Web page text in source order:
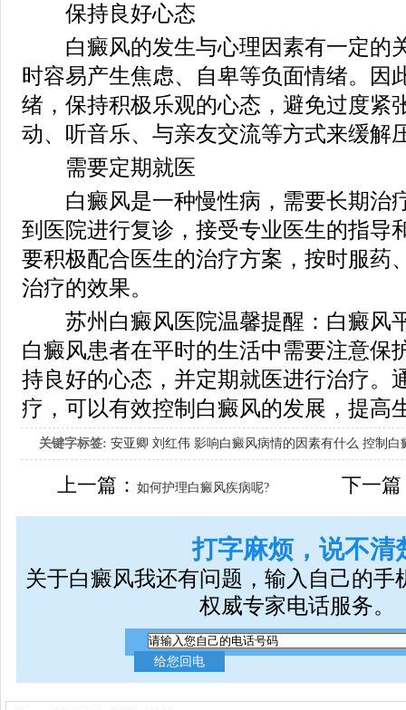
保持良好心态
白癜风的发生与心理因素有一定的
时容易产生焦虑、自卑等负面情绪。因
绪，保持积极乐观的心态，避免过度紧
动、听音乐、与亲友交流等方式来缓解
需要定期就医
白癜风是一种慢性病，需要长期治
到医院进行复诊，接受专业医生的指导
要积极配合医生的治疗方案，按时服药
治疗的效果。
苏州白癜风医院温馨提醒：白癜风
白癜风患者在平时的生活中需要注意保
持良好的心态，并定期就医进行治疗。
疗，可以有效控制白癜风的发展，提高
关键字标签: 安亚卿 刘红伟 影响白癜风病情的因素有什么 控制白
女生应该如何治疗呢
上一篇：如何护理白癜风疾病呢? 下一篇
打字麻烦，说不清
关于白癜风我还有问题，输入自己的手
权威专家电话服务。